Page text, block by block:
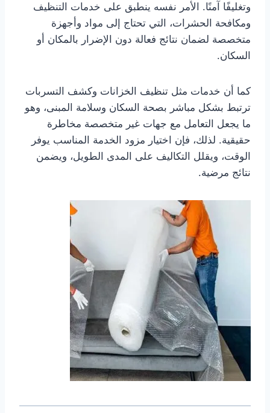
وتغليفًا آمنًا. الأمر نفسه ينطبق على خدمات التنظيف
ومكافحة الحشرات، التي تحتاج إلى مواد وأجهزة
متخصصة لضمان نتائج فعالة دون الإضرار بالمكان أو
السكان.
كما أن خدمات مثل تنظيف الخزانات وكشف التسربات
ترتبط بشكل مباشر بصحة السكان وسلامة المبنى، وهو
ما يجعل التعامل مع جهات غير متخصصة مخاطرة
حقيقية. لذلك، فإن اختيار مزود الخدمة المناسب يوفر
الوقت، ويقلل التكاليف على المدى الطويل، ويضمن
نتائج مرضية.